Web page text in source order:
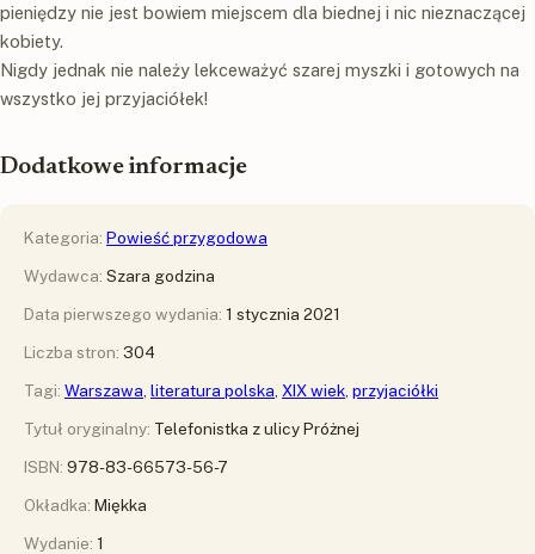
pieniędzy nie jest bowiem miejscem dla biednej i nic nieznaczącej
kobiety.
Nigdy jednak nie należy lekceważyć szarej myszki i gotowych na
wszystko jej przyjaciółek!
Dodatkowe informacje
Kategoria: Powieść przygodowa
Wydawca: Szara godzina
Data pierwszego wydania: 1 stycznia 2021
Liczba stron: 304
Tagi: Warszawa literatura polska XIX wiek przyjaciółki
Tytuł oryginalny: Telefonistka z ulicy Próżnej
ISBN: 978-83-66573-56-7
Okładka: Miękka
Wydanie: 1